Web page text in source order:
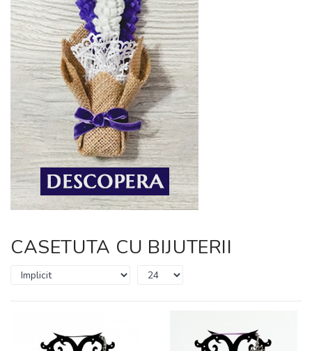
CASETUTA CU BIJUTERII